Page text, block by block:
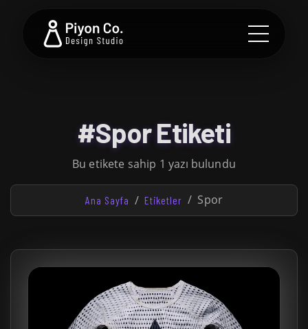
#Spor Etiketi
Bu etikete sahip 1 yazı bulundu
Ana Sayfa Etiketler Spor